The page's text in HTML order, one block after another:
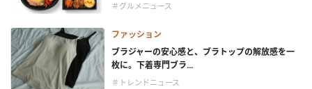
＃グルメニュース
ファッション
ブラジャーの安心感と、ブラトップの解放感を一
枚に。下着専門ブラ...
＃トレンドニュース